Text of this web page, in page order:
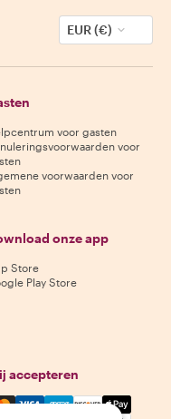
EUR (€)
voor gasten
voor
voorwaarden voor
onze app
Store
Play Store
accepteren
Visa, Amex,